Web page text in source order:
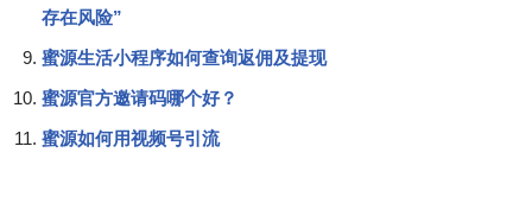
存在风险”
蜜源生活小程序如何查询返佣及提现
蜜源官方邀请码哪个好？
蜜源如何用视频号引流